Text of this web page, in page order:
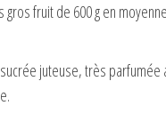
gros fruit de 600 g en
juteuse, très parfumée